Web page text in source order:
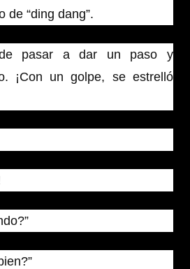
de “ding dang”.
pasar a dar un paso y
¡Con un golpe, se estrelló